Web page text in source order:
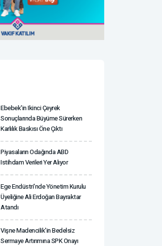
Ebebek'in Ikinci Çeyrek
Sonuçlarında Büyüme Sürerken
Karlılık Baskısı Öne Çıktı
Piyasaların Odağında ABD
Istihdam Verileri Yer Alıyor
Ege Endüstri'nde Yönetim Kurulu
Üyeliğine Ali Erdoğan Bayraktar
Atandı
Vişne Madencilik'in Bedelsiz
Sermaye Artırımına SPK Onayı